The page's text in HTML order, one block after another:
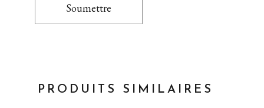
Soumettre
PRODUITS SIMILAIRES